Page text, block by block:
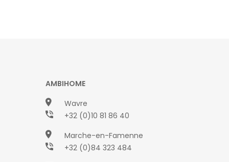
AMBIHOME
Wavre
+32 (0)10 81 86 40
Marche-en-Famenne
+32 (0)84 323 484